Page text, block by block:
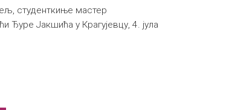
студенткиње мастер
Ђуре Јакшића у Крагујевцу, 4. јула